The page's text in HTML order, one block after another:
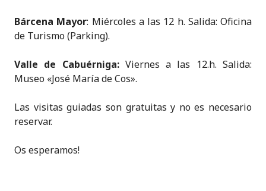
Bárcena Mayor: Miércoles a las 12 h. Salida: Oficina
de Turismo (Parking).
Valle de Cabuérniga: Viernes a las 12.h. Salida:
Museo «José María de Cos».
Las visitas guiadas son gratuitas y no es necesario
reservar.
Os esperamos!